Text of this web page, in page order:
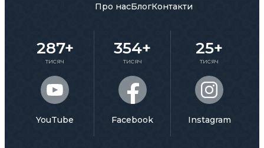
Про насБлогКонтакти
287+
тисяч
YouTube
354+
тисяч
Facebook
25+
тисяч
Instagram